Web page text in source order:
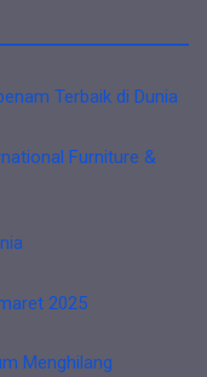
Terbaik di Dunia
Furniture &
2025
Menghilang